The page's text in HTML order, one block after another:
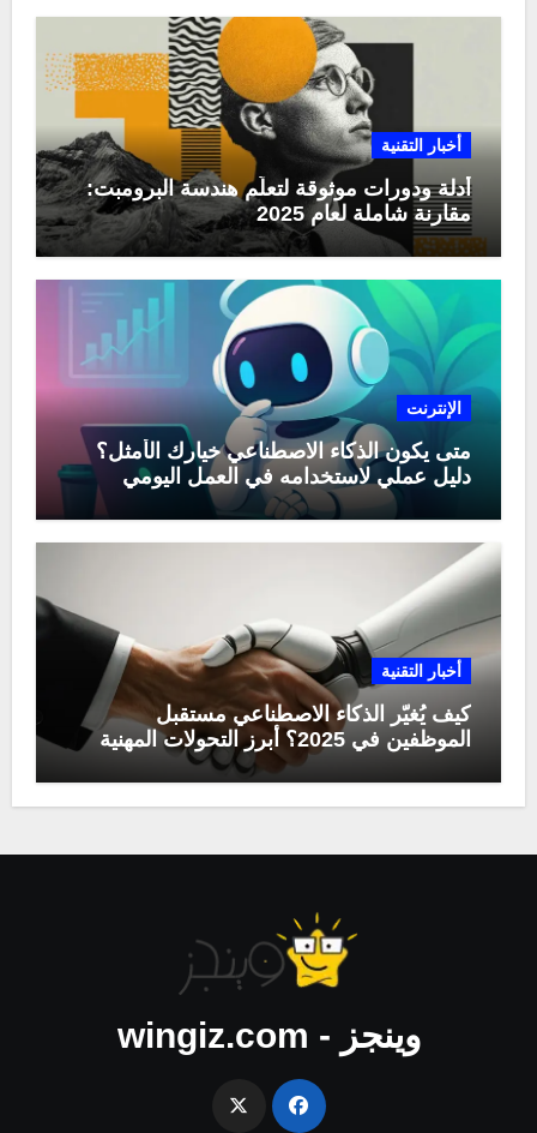
أخبار التقنية
أدلة ودورات موثوقة لتعلّم هندسة البرومبت:
مقارنة شاملة لعام 2025
الإنترنت
متى يكون الذكاء الاصطناعي خيارك الأمثل؟
دليل عملي لاستخدامه في العمل اليومي
أخبار التقنية
كيف يُغيّر الذكاء الاصطناعي مستقبل
الموظفين في 2025؟ أبرز التحولات المهنية
وينجز - wingiz.com